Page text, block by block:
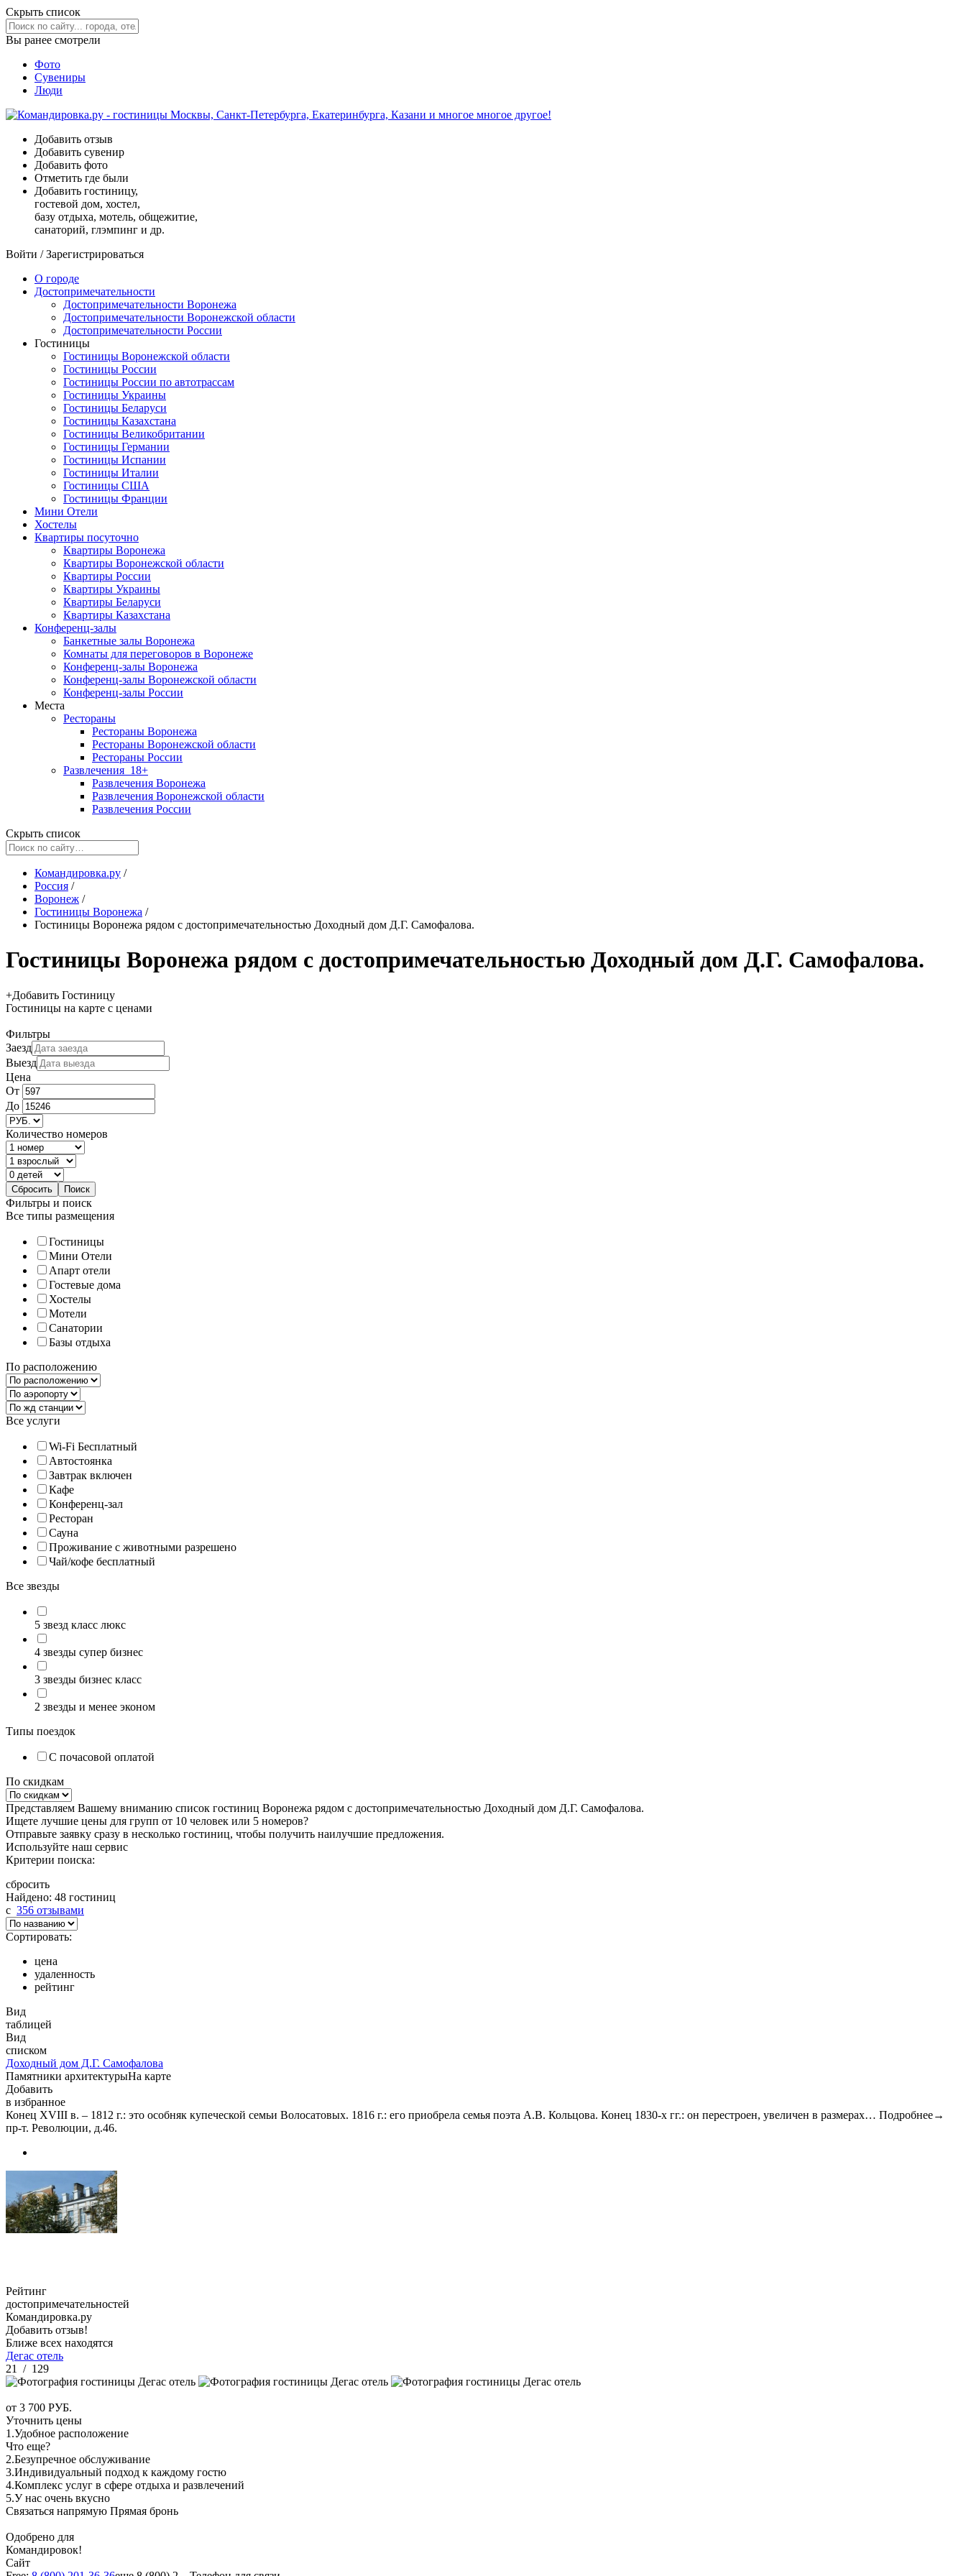
Скрыть список
Вы ранее смотрели
Фото
Сувениры
Люди
Добавить отзыв
Добавить сувенир
Добавить фото
Отметить где были
Добавить гостиницу,
гостевой дом, хостел,
базу отдыха, мотель, общежитие,
санаторий, глэмпинг и др.
Войти /Зарегистрироваться
О городе
Достопримечательности
Достопримечательности Воронежа
Достопримечательности Воронежской области
Достопримечательности России
Гостиницы
Гостиницы Воронежской области
Гостиницы России
Гостиницы России по автотрассам
Гостиницы Украины
Гостиницы Беларуси
Гостиницы Казахстана
Гостиницы Великобритании
Гостиницы Германии
Гостиницы Испании
Гостиницы Италии
Гостиницы США
Гостиницы Франции
Мини Отели
Хостелы
Квартиры посуточно
Квартиры Воронежа
Квартиры Воронежской области
Квартиры России
Квартиры Украины
Квартиры Беларуси
Квартиры Казахстана
Конференц-залы
Банкетные залы Воронежа
Комнаты для переговоров в Воронеже
Конференц-залы Воронежа
Конференц-залы Воронежской области
Конференц-залы России
Места
Рестораны
Рестораны Воронежа
Рестораны Воронежской области
Рестораны России
Развлечения 18+
Развлечения Воронежа
Развлечения Воронежской области
Развлечения России
Скрыть список
Командировка.ру /
Россия /
Воронеж /
Гостиницы Воронежа /
Гостиницы Воронежа рядом с достопримечательностью Доходный дом Д.Г. Самофалова.
Гостиницы Воронежа рядом с достопримечательностью Доходный дом Д.Г. Самофалова.
+Добавить Гостиницу
Гостиницы на карте с ценами
Фильтры
Заезд
Выезд
Цена
От
До
Количество номеров
Фильтры и поиск
Все типы размещения
Гостиницы
Мини Отели
Апарт отели
Гостевые дома
Хостелы
Мотели
Санатории
Базы отдыха
По расположению
Все услуги
Wi-Fi Бесплатный
Автостоянка
Завтрак включен
Кафе
Конференц-зал
Ресторан
Сауна
Проживание с животными разрешено
Чай/кофе бесплатный
Все звезды
5 звезд класс люкс
4 звезды супер бизнес
3 звезды бизнес класс
2 звезды и менее эконом
Типы поездок
С почасовой оплатой
По скидкам
Представляем Вашему вниманию список гостиниц Воронежа рядом с достопримечательностью Доходный дом Д.Г. Самофалова.
Ищете лучшие цены для групп от 10 человек или 5 номеров?
Отправьте заявку сразу в несколько гостиниц, чтобы получить наилучшие предложения.
Используйте наш сервис
Критерии поиска:
сбросить
Найдено: 48 гостиниц
c 356 отзывами
Сортировать:
цена
удаленность
рейтинг
Вид
таблицей
Вид
списком
Доходный дом Д.Г. Самофалова
Памятники архитектурыНа карте
Добавить
в избранное
Конец XVIII в. – 1812 г.: это особняк купеческой семьи Волосатовых. 1816 г.: его приобрела семья поэта А.В. Кольцова. Конец 1830-х гг.: он перестроен, увеличен в размерах… Подробнее→
пр-т. Революции, д.46.
Рейтинг
достопримечательностей
Командировка.ру
Добавить отзыв!
Ближе всех находятся
Дегас отель
21
/ 129
от 3 700 РУБ.
Уточнить цены
1.Удобное расположение
Что еще?
2.Безупречное обслуживание
3.Индивидуальный подход к каждому гостю
4.Комплекс услуг в сфере отдыха и развлечений
5.У нас очень вкусно
Связаться напрямую Прямая бронь
Одобрено для
Командировок!
Сайт